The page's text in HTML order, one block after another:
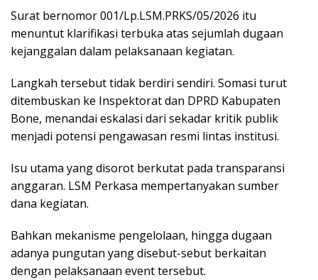
Surat bernomor 001/Lp.LSM.PRKS/05/2026 itu
menuntut klarifikasi terbuka atas sejumlah dugaan
kejanggalan dalam pelaksanaan kegiatan.
Langkah tersebut tidak berdiri sendiri. Somasi turut
ditembuskan ke Inspektorat dan DPRD Kabupaten
Bone, menandai eskalasi dari sekadar kritik publik
menjadi potensi pengawasan resmi lintas institusi.
Isu utama yang disorot berkutat pada transparansi
anggaran. LSM Perkasa mempertanyakan sumber
dana kegiatan.
Bahkan mekanisme pengelolaan, hingga dugaan
adanya pungutan yang disebut-sebut berkaitan
dengan pelaksanaan event tersebut.